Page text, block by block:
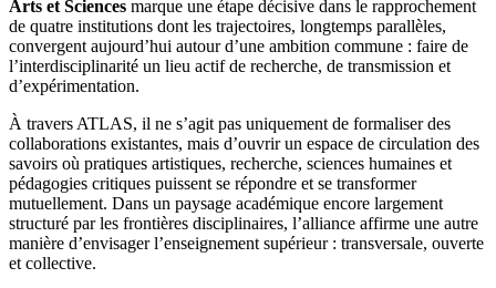
Arts et Sciences marque une étape décisive dans le rapprochement
de quatre institutions dont les trajectoires, longtemps parallèles,
convergent aujourd’hui autour d’une ambition commune : faire de
l’interdisciplinarité un lieu actif de recherche, de transmission et
d’expérimentation.
À travers ATLAS, il ne s’agit pas uniquement de formaliser des
collaborations existantes, mais d’ouvrir un espace de circulation des
savoirs où pratiques artistiques, recherche, sciences humaines et
pédagogies critiques puissent se répondre et se transformer
mutuellement. Dans un paysage académique encore largement
structuré par les frontières disciplinaires, l’alliance affirme une autre
manière d’envisager l’enseignement supérieur : transversale, ouverte
et collective.